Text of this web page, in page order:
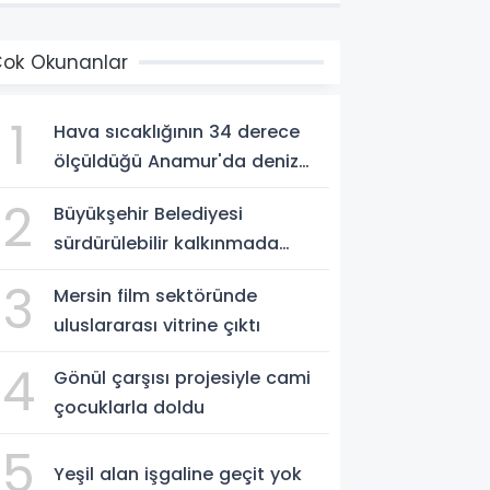
Okunanlar
1
Hava sıcaklığının 34 derece
ölçüldüğü Anamur'da deniz
gördü
2
Büyükşehir Belediyesi
sürdürülebilir kalkınmada
3
Mersin film sektöründe
uluslararası vitrine çıktı
4
Gönül çarşısı projesiyle cami
çocuklarla doldu
5 Yeşil alan işgaline geçit yok